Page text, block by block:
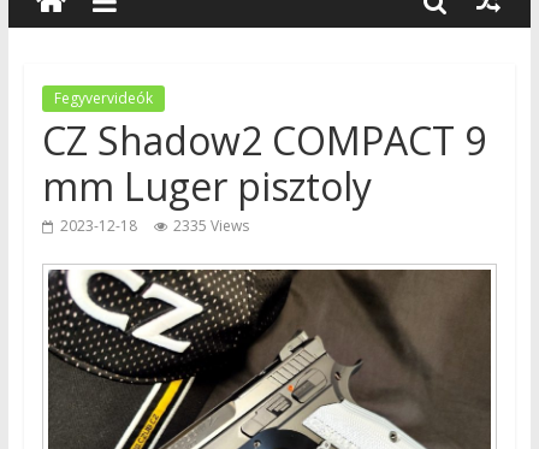
Fegyvervideók
CZ Shadow2 COMPACT 9
mm Luger pisztoly
2023-12-18 2335 Views